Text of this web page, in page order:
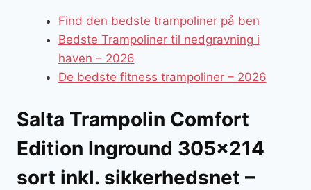
Find den bedste trampoliner på ben
Bedste Trampoliner til nedgravning i
haven – 2026
De bedste fitness trampoliner – 2026
Salta Trampolin Comfort
Edition Inground 305×214
sort inkl. sikkerhedsnet –